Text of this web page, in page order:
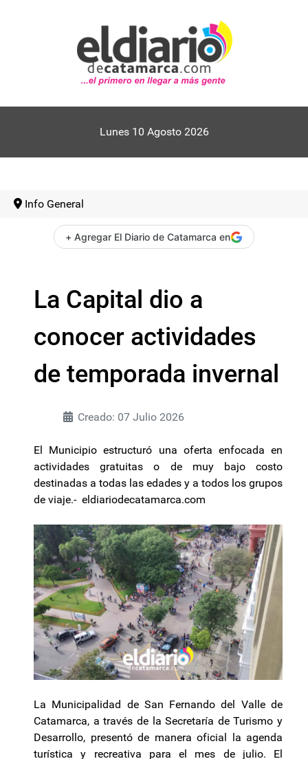
Lunes 10 Agosto 2026
Info General
+ Agregar El Diario de Catamarca en
La Capital dio a
conocer actividades
de temporada invernal
Creado: 07 Julio 2026
El Municipio estructuró una oferta enfocada en
actividades gratuitas o de muy bajo costo
destinadas a todas las edades y a todos los grupos
de viaje.- eldiariodecatamarca.com
La Municipalidad de San Fernando del Valle de
Catamarca, a través de la Secretaría de Turismo y
Desarrollo, presentó de manera oficial la agenda
turística y recreativa para el mes de julio. El